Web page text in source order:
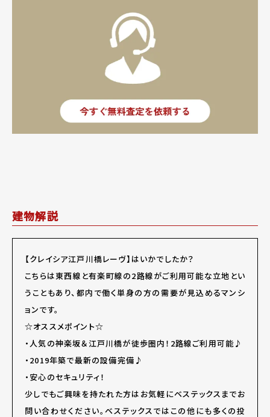
建物解説
【クレイシア江戸川橋レーヴ】はいかでしたか？
こちらは東西線と有楽町線の2路線がご利用可能な立地とい
うこともあり、都内で働く単身の方の需要が見込めるマンシ
ョンです。
☆オススメポイント☆
・人気の神楽坂＆江戸川橋が徒歩圏内！2路線ご利用可能♪
・2019年築で最新の設備完備♪
・安心のセキュリティ！
少しでもご興味を持たれた方はお気軽にベステックスまでお
問い合わせください。ベステックスではこの他にも多くの投